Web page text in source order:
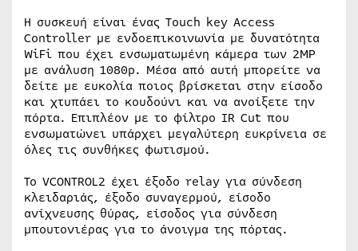
Η συσκευή είναι ένας Touch key Access
Controller με ενδοεπικοινωνία με δυνατότητα
WiFi που έχει ενσωματωμένη κάμερα των 2MP
με ανάλυση 1080p. Μέσα από αυτή μπορείτε να
δείτε με ευκολία ποιος βρίσκεται στην είσοδο
και χτυπάει το κουδούνι και να ανοίξετε την
πόρτα. Επιπλέον με το φίλτρο IR Cut που
ενσωματώνει υπάρχει μεγαλύτερη ευκρίνεια σε
όλες τις συνθήκες φωτισμού.
Το VCONTROL2 έχει έξοδο relay για σύνδεση
κλειδαριάς, έξοδο συναγερμού, είσοδο
ανίχνευσης θύρας, είσοδος για σύνδεση
μπουτονιέρας για το άνοιγμα της πόρτας.